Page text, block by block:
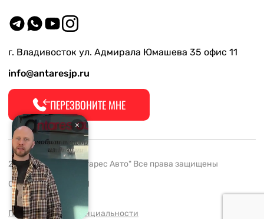
г. Владивосток ул. Адмирала Юмашева 35 офис 11
info@antaresjp.ru
ПЕРЕЗВОНИТЕ МНЕ
2008-2026 ООО "Антарес Авто" Все права защищены
ОГРН 1132537005061
Политика конфиденциальности